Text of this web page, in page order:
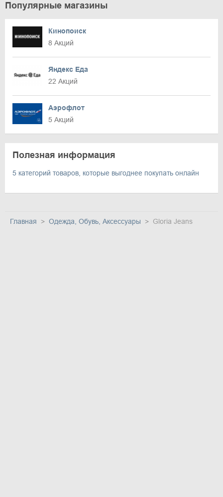
Популярные магазины
Кинопоиск
8 Акций
Яндекс Еда
22 Акций
Аэрофлот
5 Акций
Полезная информация
5 категорий товаров, которые выгоднее покупать онлайн
Главная Одежда, Обувь, Аксессуары Gloria Jeans